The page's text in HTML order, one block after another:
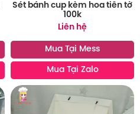
Sét bánh cup kèm hoa tiền tờ
100k
Liên hệ
Mua Tại Mess
Mua Tại Zalo